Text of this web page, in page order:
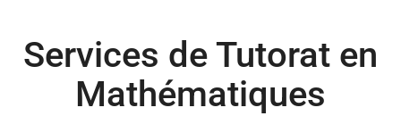
Services de Tutorat en
Mathématiques